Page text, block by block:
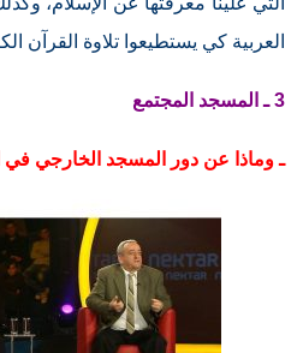
العربية كي يستطيعوا تلاوة
3 ـ المسجد المجتمع
ـ وماذا عن دور المسجد الخارجي في